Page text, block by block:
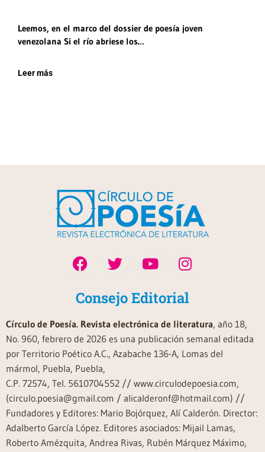
Leemos, en el marco del dossier de poesía joven
venezolana Si el río abriese los…
Leer más
Consejo Editorial
Círculo de Poesía. Revista electrónica de literatura, año 18,
No. 960, febrero de 2026 es una publicación semanal editada
por Territorio Poético A.C., Azabache 136-A, Lomas del
mármol, Puebla, Puebla,
C.P. 72574, Tel. 5610704552 // www.circulodepoesia.com,
(circulo.poesia@gmail.com / alicalderonf@hotmail.com) //
Fundadores y Editores: Mario Bojórquez, Alí Calderón. Director:
Adalberto García López. Editores asociados: Mijail Lamas,
Roberto Amézquita, Andrea Rivas, Rubén Márquez Máximo,